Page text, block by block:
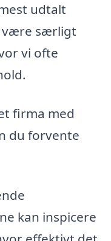
udtalt
være særligt
vi ofte
firma med
du forvente
kan inspicere